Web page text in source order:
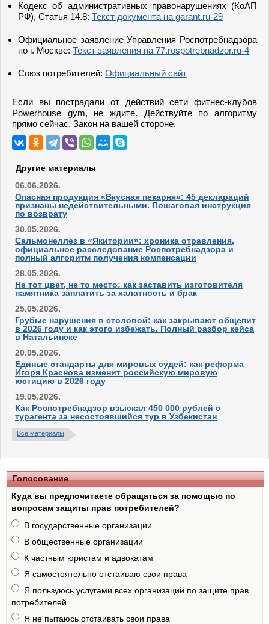
Кодекс об административных правонарушениях (КоАП
РФ), Статья 14.8: Текст документа на garant.ru-29
Официальное заявление Управления Роспотребнадзора
по г. Москве: Текст заявления на 77.rospotrebnadzor.ru-4
Союз потребителей: Официальный сайт
Если вы пострадали от действий сети фитнес-клубов
Powerhouse gym, не ждите. Действуйте по алгоритму
прямо сейчас. Закон на вашей стороне.
Другие материалы
06.06.2026.
Опасная продукция «Вкусная пекарня»: 45 деклараций
признаны недействительными. Пошаговая инструкция
по возврату
30.05.2026.
Сальмонеллез в «Якитории»: хроника отравления,
официальное расследование Роспотребнадзора и
полный алгоритм получения компенсации
28.05.2026.
Не тот цвет, не то место: как заставить изготовителя
памятника заплатить за халатность и брак
25.05.2026.
Грубые нарушения в столовой: как закрывают общепит
в 2026 году и как этого избежать. Полный разбор кейса
в Натальинске
20.05.2026.
Единые стандарты для мировых судей: как реформа
Игоря Краснова изменит российскую мировую
юстицию в 2026 году
19.05.2026.
Как Роспотребнадзор взыскал 450 000 рублей с
турагента за несостоявшийся тур в Узбекистан
Все материалы
Голосование
Куда вы предпочитаете обращаться за помощью по
вопросам защиты прав потребителей?
В государственные организации
В общественные организации
К частным юристам и адвокатам
Я самостоятельно отстаиваю свои права
Я пользуюсь услугами всех организаций по защите прав
потребителей
Я не пытаюсь отстаивать свои права